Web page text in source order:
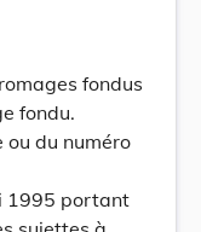
fondus
fondu.
ou du numéro
1995 portant